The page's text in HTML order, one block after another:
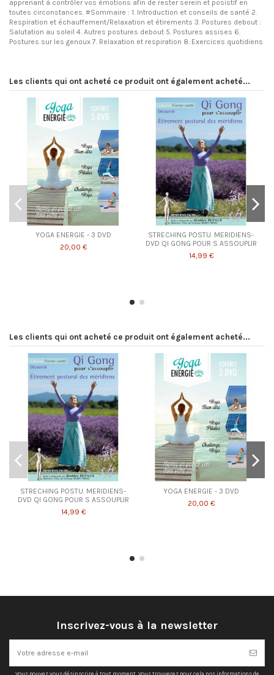
apprenant à contrôler vos émotions afin de rester serein et posistif en
toutes circonstances. #Sommaire : 1. Introduction et conseils de santé 2.
Respiration et échauffement/Relaxation et étirements 3. Postures debout :
Salutation au soleil 4. Autres postures debout 5. Postures assises 6.
Postures sur les genoux 7. Relaxation et respiration 8. Exercices quotidiens
Les clients qui ont acheté ce produit ont également acheté...
YOGA ENERGIE - 3 DVD
20,00 €
STRECHING POSTU. MERIDIENS-
DVD QI GONG POUR S ASSOUPLIR
14,99 €
Les clients qui ont acheté ce produit ont également acheté...
STRECHING POSTU. MERIDIENS-
DVD QI GONG POUR S ASSOUPLIR
14,99 €
YOGA ENERGIE - 3 DVD
20,00 €
Inscrivez-vous à la newsletter
Vous pouvez vous désinscrire à tout moment. Vous trouverez pour cela nos informations de